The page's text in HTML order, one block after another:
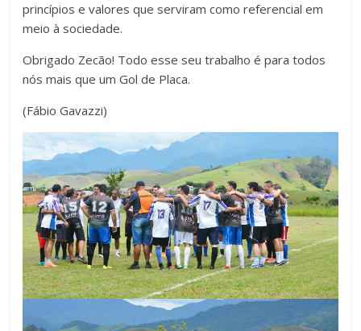
princípios e valores que serviram como referencial em
meio à sociedade.
Obrigado Zecão! Todo esse seu trabalho é para todos
nós mais que um Gol de Placa.
(Fábio Gavazzi)